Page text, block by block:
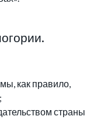
как правило,
страны